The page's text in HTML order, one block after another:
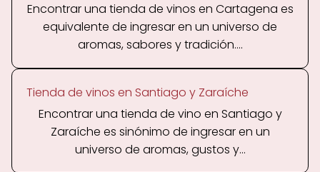
Encontrar una tienda de vinos en Cartagena es
equivalente de ingresar en un universo de
aromas, sabores y tradición....
Tienda de vinos en Santiago y Zaraíche
Encontrar una tienda de vino en Santiago y
Zaraíche es sinónimo de ingresar en un
universo de aromas, gustos y...